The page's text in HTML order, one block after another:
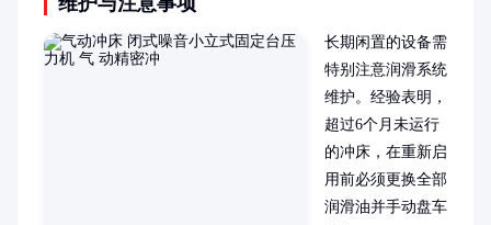
长期闲置的设备需
特别注意润滑系统
维护。经验表明，
超过6个月未运行
的冲床，在重新启
用前必须更换全部
润滑油并手动盘车